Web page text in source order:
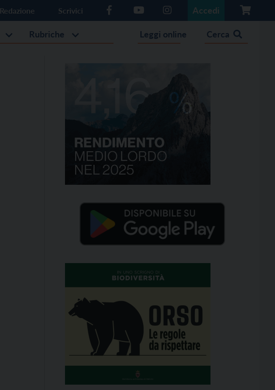
Redazione Scrivici Accedi
Rubriche Leggi online Cerca